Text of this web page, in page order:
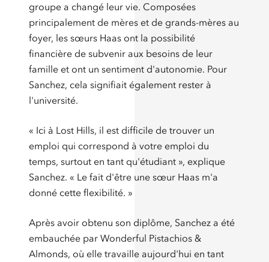
groupe a changé leur vie. Composées
principalement de mères et de grands-mères au
foyer, les sœurs Haas ont la possibilité
financière de subvenir aux besoins de leur
famille et ont un sentiment d'autonomie. Pour
Sanchez, cela signifiait également rester à
l'université.
« Ici à Lost Hills, il est difficile de trouver un
emploi qui correspond à votre emploi du
temps, surtout en tant qu'étudiant », explique
Sanchez. « Le fait d'être une sœur Haas m'a
donné cette flexibilité. »
Après avoir obtenu son diplôme, Sanchez a été
embauchée par Wonderful Pistachios &
Almonds, où elle travaille aujourd'hui en tant